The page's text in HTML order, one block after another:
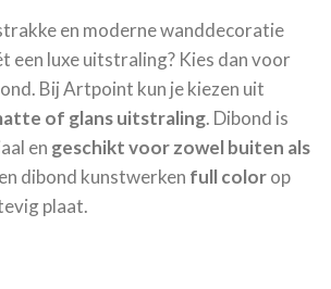
en moderne wanddecoratie
een luxe uitstraling? Kies dan voor
Bij Artpoint kun je kiezen uit
of glansuitstraling. Dibond is
en geschikt voor zowel buiten als
dibond kunstwerken full colorop
plaat.